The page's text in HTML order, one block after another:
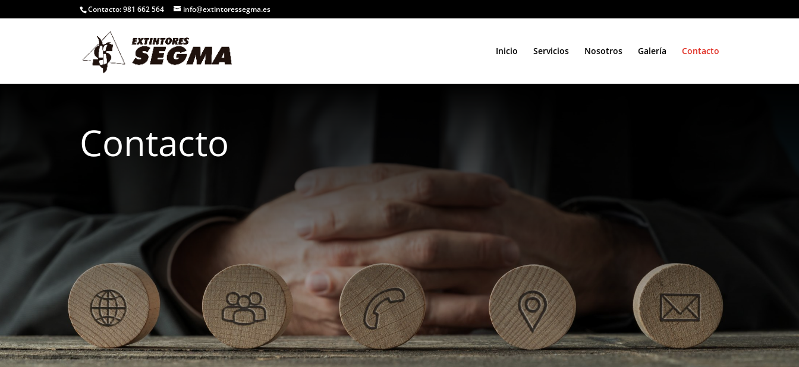
Contacto: 981 662 564 info@extintoressegma.es
Inicio Servicios Nosotros Galería Contacto
Contacto